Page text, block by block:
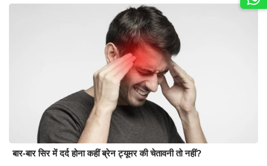
बार-बार सिर में दर्द होना कहीं ब्रेन ट्यूमर की चेतावनी तो नहीं?